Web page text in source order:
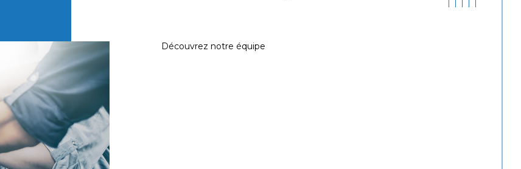
Découvrez notre équipe